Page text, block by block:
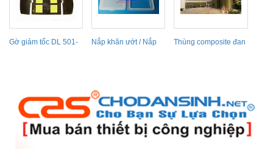
Gờ giảm tốc DL 501-
Nắp khăn ướt / Nắp
Thùng composite đan